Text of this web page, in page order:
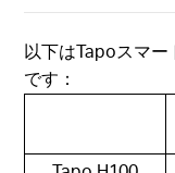
以下はTapoスマ
です：